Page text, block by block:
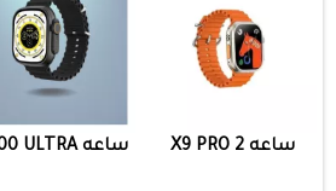
ساعه X9 PRO 2 ساعه T800 ULTRA